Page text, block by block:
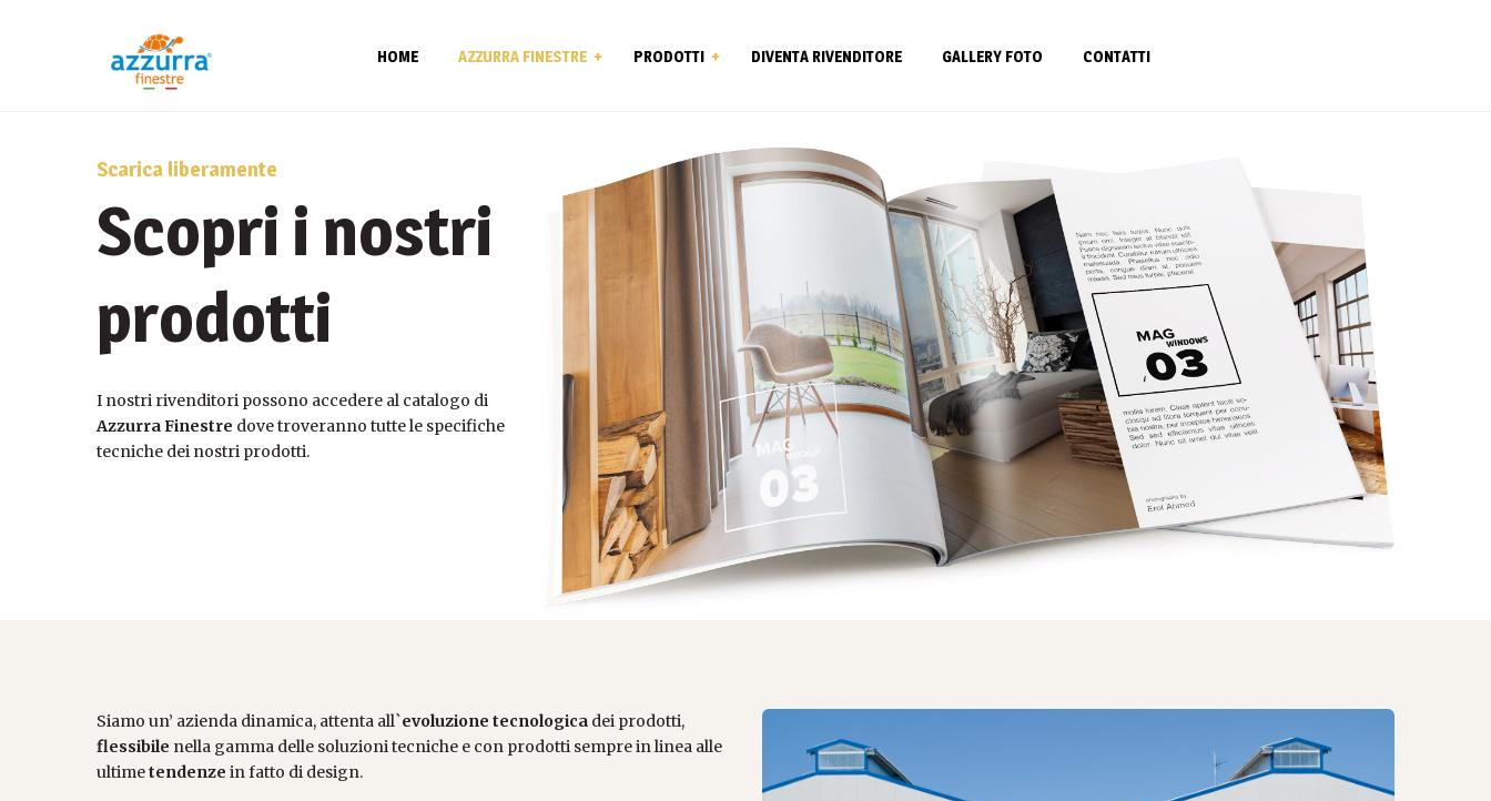
HOME AZZURRA FINESTRE PRODOTTI
Infisso Azzera Rumore
Zendow 70
Zendow 70 Termic
Thermo Fibra 85
Open Max – Sistema
Apertura
Persiane in Alluminio
DIVENTA RIVENDITORE GALLERY FOTO CONTATTI
Scarica liberamente
Scopri i nostri
prodotti
I nostri rivenditori possono accedere al catalogo di
Azzurra Finestre dove troveranno tutte le specifiche
tecniche dei nostri prodotti.
Siamo un’ azienda dinamica, attenta all`evoluzione tecnologica dei prodotti,
flessibile nella gamma delle soluzioni tecniche e con prodotti sempre in linea alle
ultimetendenze in fatto di design.